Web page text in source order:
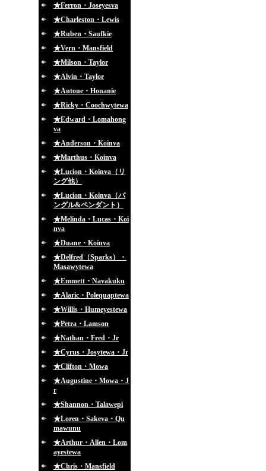
★Ferron・Joseyesva
★Charleston・Lewis
★Ruben・Saufkie
★Vern・Mansfield
★Milson・Taylor
★Alvin・Taylor
★Antone・Honanie
★Ricky・Coochwytewa
★Edward・Lomahong
va
★Anderson・Koinva
★Marthus・Koinva
★Lucion・Koinva（リ
ング他）
★Lucion・Koinva（バ
ングル&ペンダント）
★Melinda・Lucas・Koi
nva
★Duane・Koinva
★Delfred（Sparks）・
Masawytewa
★Emmett・Navakuku
★Alaric・Polequaptewa
★Willis・Humeyestewa
★Petra・Lamson
★Nathan・Fred・Jr
★Cyrus・Josytewa・Jr
★Clifton・Mowa
★Augustine・Mowa・J
r
★Shannon・Talawepi
★Loren・Sakeva・Qu
mawunu
★Arthur・Allen・Lom
ayestewa
★Chris・Mansfield